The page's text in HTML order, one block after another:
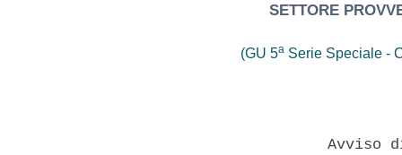
SETTORE
(GU 5a Serie Speciale -
Avviso